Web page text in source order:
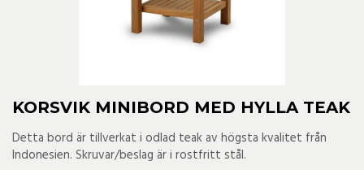
KORSVIK MINIBORD MED HYLLA TEAK
Detta bord är tillverkat i odlad teak av högsta kvalitet från
Indonesien. Skruvar/beslag är i rostfritt stål.